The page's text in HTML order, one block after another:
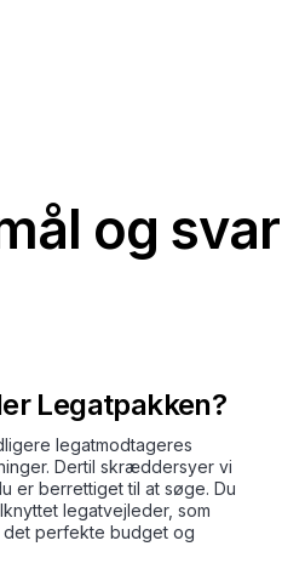
og svar
Legatpakken?
legatmodtageres
Dertil skræddersyer vi
er berrettiget til at søge. Du
legatvejleder, som
perfekte budget og